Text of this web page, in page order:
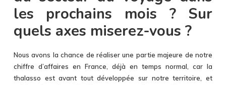
les prochains mois ? Sur
quels axes miserez-vous ?
Nous avons la chance de réaliser une partie majeure de notre
chiffre d’affaires en France, déjà en temps normal, car la
thalasso est avant tout développée sur notre territoire, et